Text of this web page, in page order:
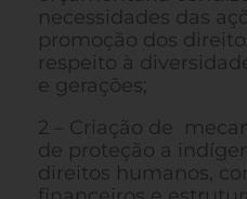
necessidades das
promoção dos
respeito à
e gerações;
2 – Criação de
de proteção a
direitos humanos,